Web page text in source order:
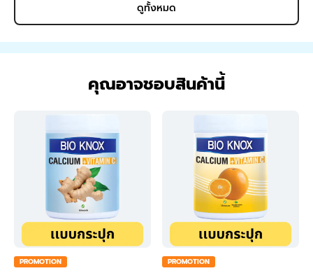
ดูทั้งหมด
คุณอาจชอบสินค้านี้
PROMOTION PROMOTION